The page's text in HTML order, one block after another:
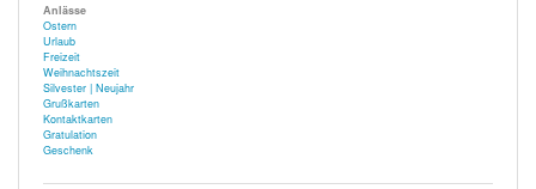
Anlässe
Ostern
Urlaub
Freizeit
Weihnachtszeit
Silvester | Neujahr
Grußkarten
Kontaktkarten
Gratulation
Geschenk